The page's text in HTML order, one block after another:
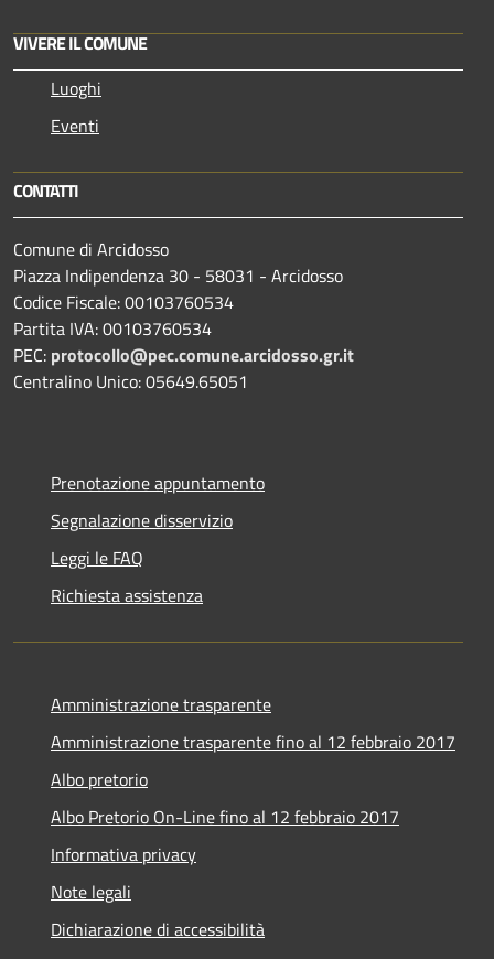
VIVERE IL COMUNE
Luoghi
Eventi
CONTATTI
Comune di Arcidosso
Piazza Indipendenza 30 - 58031 - Arcidosso
Codice Fiscale: 00103760534
Partita IVA: 00103760534
PEC: protocollo@pec.comune.arcidosso.gr.it
Centralino Unico: 05649.65051
Prenotazione appuntamento
Segnalazione disservizio
Leggi le FAQ
Richiesta assistenza
Amministrazione trasparente
Amministrazione trasparente fino al 12 febbraio 2017
Albo pretorio
Albo Pretorio On-Line fino al 12 febbraio 2017
Informativa privacy
Note legali
Dichiarazione di accessibilità